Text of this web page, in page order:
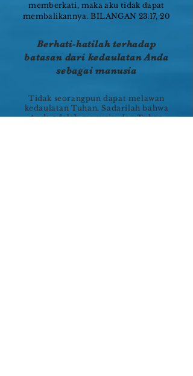
memberkati, maka aku tidak dapat
membalikannya. BILANGAN 23:17, 20
Berhati-hatilah terhadap
batasan dari kedaulatan Anda
sebagai manusia
Tidak seorangpun dapat melawan
kedaulatan Tuhan. Sadarilah bahwa
Anda adalah manusia, dan Tuhan